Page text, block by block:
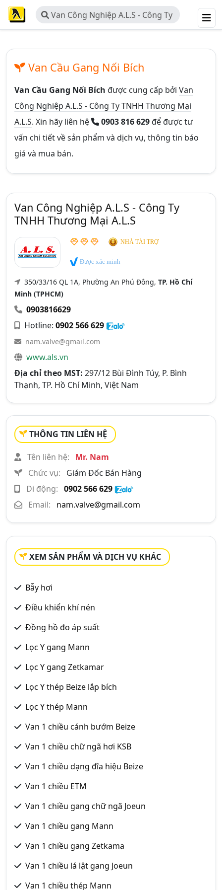
Van Công Nghiệp A.L.S - Công Ty
TNHH Thương Mại A.L.S
Van Cầu Gang Nối Bích
Van Cầu Gang Nối Bích được cung cấp bởi Van
Công Nghiệp A.L.S - Công Ty TNHH Thương Mại
A.L.S. Xin hãy liên hệ 0903 816 629để được tư
vấn chi tiết về sản phẩm và dịch vụ, thông tin báo
giá và mua bán.
Van Công Nghiệp A.L.S - Công Ty
TNHH Thương Mại A.L.S
NHÀ TÀI TRỢ
Được xác minh
350/33/16 QL 1A, Phường An Phú Đông, TP. Hồ Chí
Minh (TPHCM)
0903816629
Hotline: 0902 566 629
nam.valve@gmail.com
www.als.vn
Địa chỉ theo MST: 297/12 Bùi Đình Túy, P. Bình
Thạnh, TP. Hồ Chí Minh, Việt Nam
THÔNG TIN LIÊN HỆ
Tên liên hệ:
Mr. Nam
Chức vụ:
Giám Đốc Bán Hàng
Di động: 0902 566 629
Email:
nam.valve@gmail.com
XEM SẢN PHẨM VÀ DỊCH VỤ KHÁC
Bẫy hơi
Điều khiển khí nén
Đồng hồ đo áp suất
Lọc Y gang Mann
Lọc Y gang Zetkamar
Lọc Y thép Beize lắp bích
Lọc Y thép Mann
Van 1 chiều cánh bướm Beize
Van 1 chiều chữ ngã hơi KSB
Van 1 chiều dạng đĩa hiệu Beize
Van 1 chiều ETM
Van 1 chiều gang chữ ngã Joeun
Van 1 chiều gang Mann
Van 1 chiều gang Zetkama
Van 1 chiều lá lật gang Joeun
Van 1 chiều thép Mann